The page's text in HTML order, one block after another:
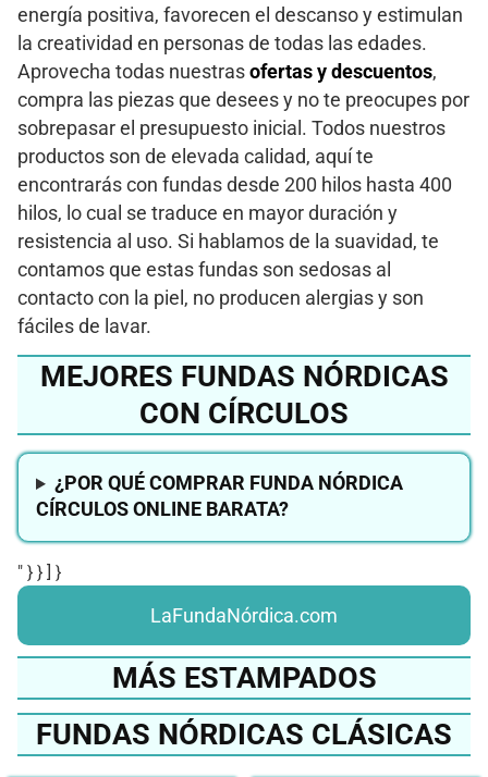
energía positiva, favorecen el descanso y estimulan
la creatividad en personas de todas las edades.
Aprovecha todas nuestras ofertas y descuentos,
compra las piezas que desees y no te preocupes por
sobrepasar el presupuesto inicial. Todos nuestros
productos son de elevada calidad, aquí te
encontrarás con fundas desde 200 hilos hasta 400
hilos, lo cual se traduce en mayor duración y
resistencia al uso. Si hablamos de la suavidad, te
contamos que estas fundas son sedosas al
contacto con la piel, no producen alergias y son
fáciles de lavar.
MEJORES FUNDAS NÓRDICAS
CON CÍRCULOS
¿POR QUÉ COMPRAR FUNDA NÓRDICA
CÍRCULOS ONLINE BARATA?
" } } ] }
LaFundaNórdica.com
MÁS ESTAMPADOS
FUNDAS NÓRDICAS CLÁSICAS